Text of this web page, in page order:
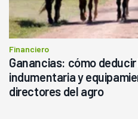
Financiero
Ganancias: cómo
indumentaria y
directores del agro